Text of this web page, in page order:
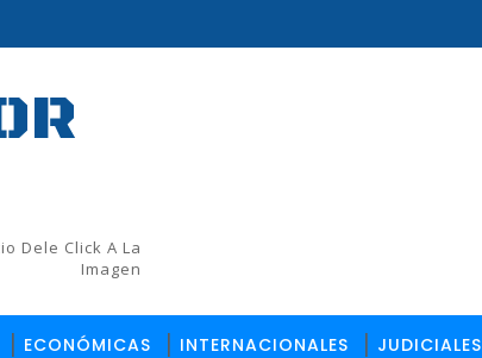
Dele Click A La
Imagen
ECONÓMICAS INTERNACIONALES JUDICIALES